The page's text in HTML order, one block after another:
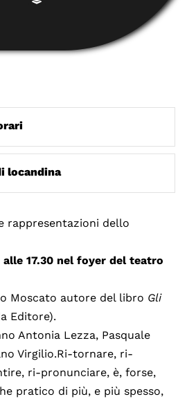
locandina
rappresentazioni dello
alle 17.30 nel foyer del teatro
Moscato autore del libro Gli
Editore).
Antonia Lezza, Pasquale
Virgilio.Ri-tornare, ri-
ri-pronunciare, è, forse,
pratico di più, e più spesso,